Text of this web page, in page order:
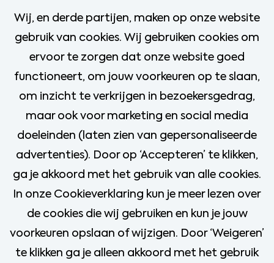
Wij, en derde partijen, maken op onze website
gebruik van cookies. Wij gebruiken cookies om
ervoor te zorgen dat onze website goed
functioneert, om jouw voorkeuren op te slaan,
om inzicht te verkrijgen in bezoekersgedrag,
maar ook voor marketing en social media
doeleinden (laten zien van gepersonaliseerde
advertenties). Door op ‘Accepteren’ te klikken,
ga je akkoord met het gebruik van alle cookies.
In onze Cookieverklaring kun je meer lezen over
de cookies die wij gebruiken en kun je jouw
voorkeuren opslaan of wijzigen. Door ‘Weigeren’
te klikken ga je alleen akkoord met het gebruik
Horst
Mbo
€2.676 - €3.125
24 - 32 uur
Bekijk vacature
Meer vacatures